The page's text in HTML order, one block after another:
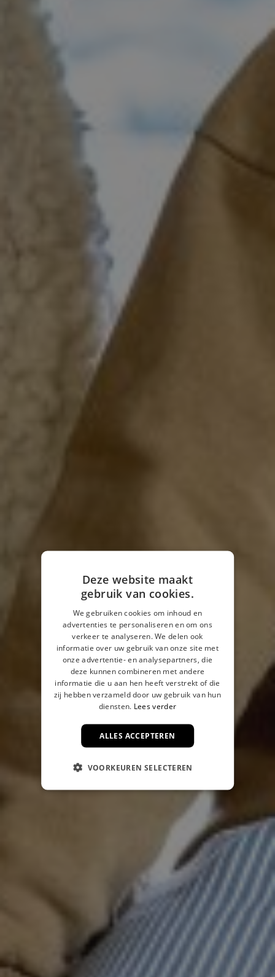
Deze website maakt
gebruik van cookies.
We gebruiken cookies om inhoud en
advertenties te personaliseren en om ons
verkeer te analyseren. We delen ook
informatie over uw gebruik van onze site met
onze advertentie- en analysepartners, die
deze kunnen combineren met andere
informatie die u aan hen heeft verstrekt of die
zij hebben verzameld door uw gebruik van hun
diensten. Lees verder
ALLES ACCEPTEREN
VOORKEUREN SELECTEREN